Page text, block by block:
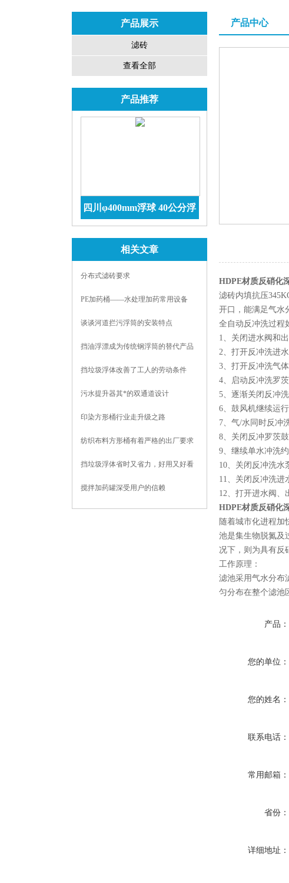
产品展示
滤砖
查看全部
产品推荐
四川φ400mm浮球 40公分浮
相关文章
分布式滤砖要求
PE加药桶——水处理加药常用设备
谈谈河道拦污浮筒的安装特点
挡油浮漂成为传统钢浮筒的替代产品
挡垃圾浮体改善了工人的劳动条件
污水提升器其*的双通道设计
印染方形桶行业走升级之路
纺织布料方形桶有着严格的出厂要求
挡垃圾浮体省时又省力，好用又好看
搅拌加药罐深受用户的信赖
产品中心
HDPE材质反硝化
滤砖内填抗压
开口，能满足气水
全自动反冲洗过程
1、关闭进水阀和出
2、打开反冲洗进
3、打开反冲洗气体
4、启动反冲洗罗茨
5、逐渐关闭反冲
6、鼓风机继续运
7、气/水同时反冲
8、关闭反冲罗茨
9、继续单水冲洗
10、关闭反冲洗水
11、关闭反冲洗进
12、打开进水阀、
HDPE材质反硝化
随着城市化进程加
池是集生物脱氮及
况下，则为具有反
工作原理：
滤池采用气水分布
匀分布在整个滤池
产品：
您的单位：
您的姓名：
联系电话：
常用邮箱：
省份：
详细地址：